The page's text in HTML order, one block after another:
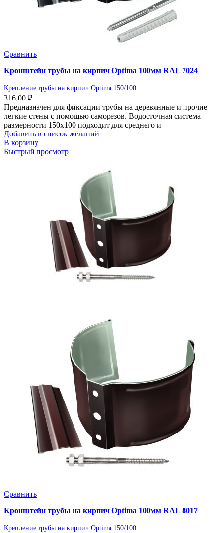
Сравнить
Кронштейн трубы на кирпич Optima 100мм RAL 7024
Крепление трубы на кирпич Optima 150/100
316,00 ₽
Предназначен для фиксации трубы на деревянные и прочие
легкие стены с помощью саморезов. Водосточная система
размерности 150х100 подходит для среднего и
Добавить в список желаний
В корзину
Быстрый просмотр
Сравнить
Кронштейн трубы на кирпич Optima 100мм RAL 8017
Крепление трубы на кирпич Optima 150/100